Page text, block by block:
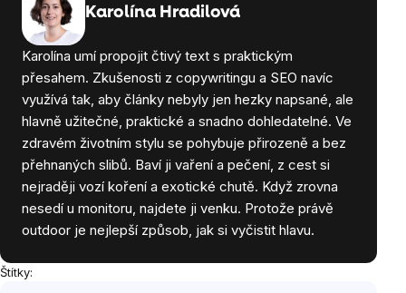
Karolína Hradilová
Karolína umí propojit čtivý text s praktickým
přesahem. Zkušenosti z copywritingu a SEO navíc
využívá tak, aby články nebyly jen hezky napsané, ale
hlavně užitečné, praktické a snadno dohledatelné. Ve
zdravém životním stylu se pohybuje přirozeně a bez
přehnaných slibů. Baví ji vaření a pečení, z cest si
nejraději vozí koření a exotické chutě. Když zrovna
nesedí u monitoru, najdete ji venku. Protože právě
outdoor je nejlepší způsob, jak si vyčistit hlavu.
Štítky: